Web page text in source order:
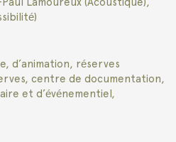
d’animation, réserves
centre de documentation,
et d’événementiel,